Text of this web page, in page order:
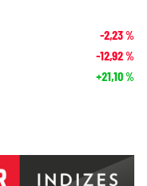
-2,23%
-12,92%
+21,10%